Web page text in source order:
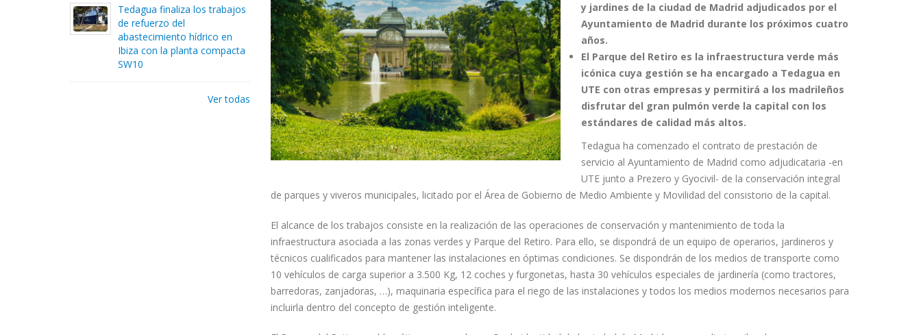
Tedagua finaliza los trabajos
de refuerzo del
abastecimiento hídrico en
Ibiza con la planta compacta
SW10
Ver todas
y jardines de la ciudad de Madrid adjudicados por el
Ayuntamiento de Madrid durante los próximos cuatro
años.
El Parque del Retiro es la infraestructura verde más
icónica cuya gestión se ha encargado a Tedagua en
UTE con otras empresas y permitirá a los madrileños
disfrutar del gran pulmón verde la capital con los
estándares de calidad más altos.
Tedagua ha comenzado el contrato de prestación de
servicio al Ayuntamiento de Madrid como adjudicataria -en
UTE junto a Prezero y Gyocivil- de la conservación integral
de parques y viveros municipales, licitado por el Área de Gobierno de Medio Ambiente y Movilidad del consistorio de la capital.
El alcance de los trabajos consiste en la realización de las operaciones de conservación y mantenimiento de toda la
infraestructura asociada a las zonas verdes y Parque del Retiro. Para ello, se dispondrá de un equipo de operarios, jardineros y
técnicos cualificados para mantener las instalaciones en óptimas condiciones. Se dispondrán de los medios de transporte como
10 vehículos de carga superior a 3.500 Kg, 12 coches y furgonetas, hasta 30 vehículos especiales de jardinería (como tractores,
barredoras, zanjadoras, …), maquinaria específica para el riego de las instalaciones y todos los medios modernos necesarios para
incluirla dentro del concepto de gestión inteligente.